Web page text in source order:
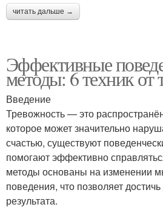
читать дальше →
Эффективные
методы: 6 техник от
Введение
Тревожность — это
которое может значительно
счастью, существуют
помогают эффективно
методы основаны на изменении
поведения, что позволяет
результата.